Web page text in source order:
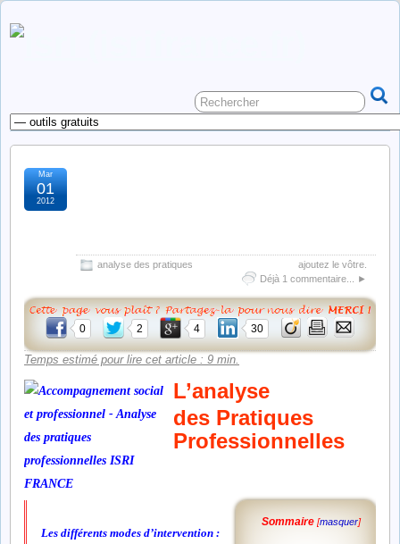
analyse des pratiques
ajoutez le vôtre.
Déjà 1 commentaire... ►
Mar
01
2012
0 2 4 30
Temps estimé pour lire cet article : 9 min.
L’analyse
des Pratiques
Professionnelles
Les différents modes d’intervention :
Sommaire [masquer]